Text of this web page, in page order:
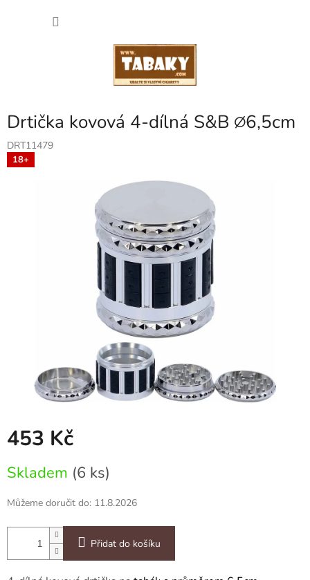
Drtička kovová 4-dílná S&B ∅6,5cm
DRT11479
18+
453 Kč
cena:
Skladem (6 ks)
Můžeme doručit do: 11.8.2026
Přidat do košíku